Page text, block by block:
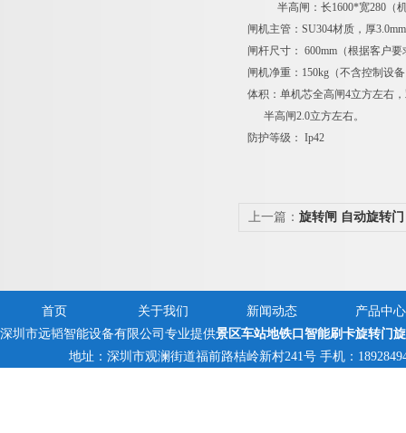
半高闸：长1600*宽280（机
闸机主管：SU304材质，厚
闸杆尺寸： 600mm（根据客户
闸机净重：150kg（不含控制设
体积：单机芯全高闸4立方左右
半高闸2.0立方左右。
防护等级： Ip42
上一篇： 旋转闸 自动旋转
首页 关于我们 新闻动态
产品中心
深圳市远韬智能设备有限公司专业提供景区车站地铁口智能刷卡旋转门
地址：深圳市观澜街道福前路桔岭新村241号 手机：